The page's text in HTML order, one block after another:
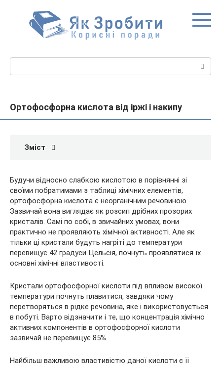
Ортофосфорна кислота від іржі і накипу
Зміст
Будучи відносно слабкою кислотою в порівнянні зі
своїми побратимами з таблиці хімічних елементів,
ортофосфорна кислота є неорганічним речовиною.
Зазвичай вона виглядає як розсип дрібних прозорих
кристалів. Самі по собі, в звичайних умовах, вони
практично не проявляють хімічної активності. Але як
тільки ці кристали будуть нагріті до температури
перевищує 42 градуси Цельсія, почнуть проявлятися їх
основні хімічні властивості.
Кристали ортофосфорної кислоти під впливом високої
температури почнуть плавитися, завдяки чому
перетворяться в рідке речовина, яке і використовується
в побуті. Варто відзначити і те, що концентрація хімічно
активних компонентів в ортофосфорної кислоти
зазвичай не перевищує 85%.
Найбільш важливою властивістю даної кислоти є її